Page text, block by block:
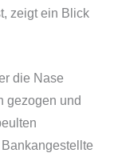
zeigt ein Blick
die Nase
gezogen und